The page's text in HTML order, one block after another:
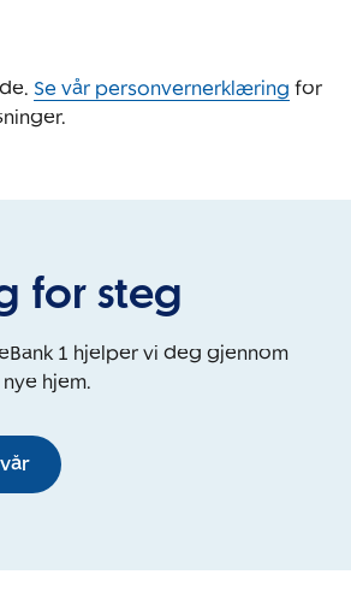
Se vår personvernerklæring for
for steg
1 hjelper vi deg gjennom
hjem.